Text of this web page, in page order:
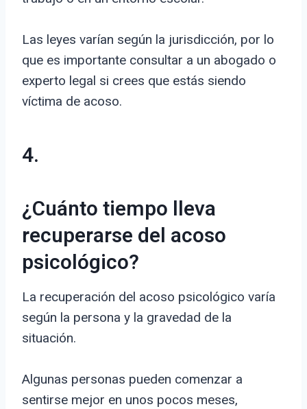
Las leyes varían según la jurisdicción, por lo
que es importante consultar a un abogado o
experto legal si crees que estás siendo
víctima de acoso.
4.
¿Cuánto tiempo lleva
recuperarse del acoso
psicológico?
La recuperación del acoso psicológico varía
según la persona y la gravedad de la
situación.
Algunas personas pueden comenzar a
sentirse mejor en unos pocos meses,